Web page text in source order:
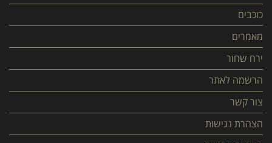
כוכבים
מאמרים
ירח שחור
הרשמה לאתר
צור קשר
הצהרת נגישות